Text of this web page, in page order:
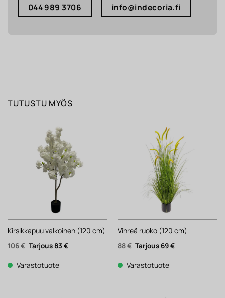
044 989 3706 info@indecoria.fi
TUTUSTU MYÖS
Kirsikkapuu valkoinen (120 cm)
106€ Alkuperäinen
hinta
106 €.
83 €Nykyinen
Varastotuote
Vihreä ruoko (120 cm)
88€ Alkuperäinen
hinta
88 €.
69€Nykyinen
Varastotuote